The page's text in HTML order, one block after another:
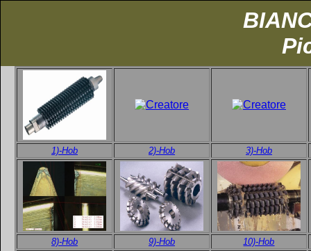
1)-Hob 2)-Hob 3)-Hob
8)-Hob 9)-Hob 10)-Hob